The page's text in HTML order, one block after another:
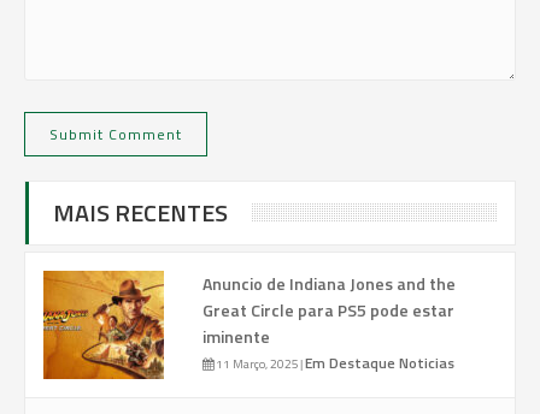
MAIS RECENTES
Anuncio de Indiana Jones and the
Great Circle para PS5 pode estar
iminente
11 Março, 2025|Em Destaque Noticias